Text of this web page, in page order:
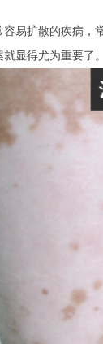
容易扩散的疾病，
显得尤为重要了